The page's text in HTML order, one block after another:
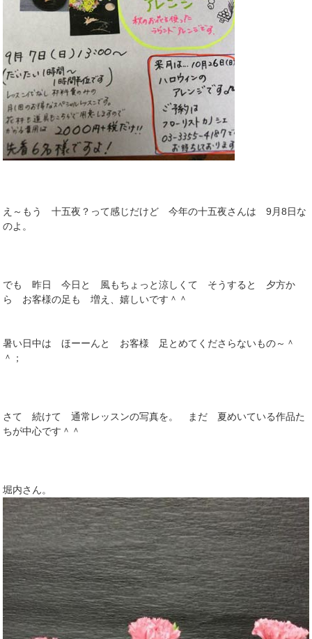
え～もう 十五夜？って感じだけど 今年の十五夜さんは 9月8日な
のよ。
でも 昨日 今日と 風もちょっと涼しくて そうすると 夕方か
ら お客様の足も 増え、嬉しいです＾＾
暑い日中は ほーーんと お客様 足とめてくださらないもの～＾
＾；
さて 続けて 通常レッスンの写真を。 まだ 夏めいている作品た
ちが中心です＾＾
堀内さん。